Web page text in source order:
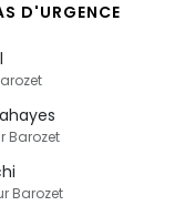
D'URGENCE
Barozet
Barozet